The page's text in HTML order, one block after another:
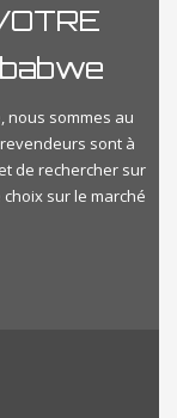
nous sommes au
sont à
de rechercher sur
sur le marché